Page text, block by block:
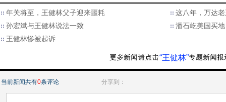
年关将至，王健林父子迎来噩耗
这八年，万达
孙宏斌与王健林说法一致
潘石屹美国买
王健林惨被起诉
“王健林”
当前新闻共有0条评论 分享到：